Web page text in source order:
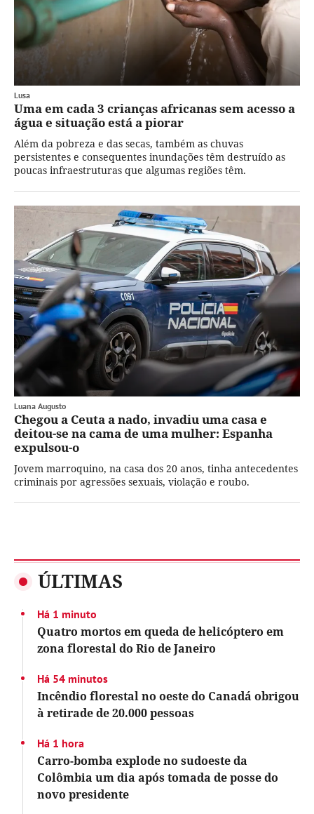
Lusa
Uma em cada 3 crianças africanas sem acesso a
água e situação está a piorar
Além da pobreza e das secas, também as chuvas
persistentes e consequentes inundações têm destruído as
poucas infraestruturas que algumas regiões têm.
Luana Augusto
Chegou a Ceuta a nado, invadiu uma casa e
deitou-se na cama de uma mulher: Espanha
expulsou-o
Jovem marroquino, na casa dos 20 anos, tinha antecedentes
criminais por agressões sexuais, violação e roubo.
ÚLTIMAS
Há 1 minuto
Quatro mortos em queda de helicóptero em
zona florestal do Rio de Janeiro
Há 54 minutos
Incêndio florestal no oeste do Canadá obrigou
à retirade de 20.000 pessoas
Há 1 hora
Carro-bomba explode no sudoeste da
Colômbia um dia após tomada de posse do
novo presidente